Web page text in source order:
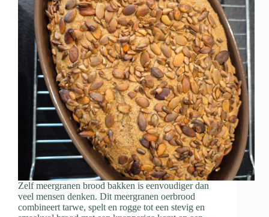
Zelf meergranen brood bakken is eenvoudiger dan
veel mensen denken. Dit meergranen oerbrood
combineert tarwe, spelt en rogge tot een stevig en